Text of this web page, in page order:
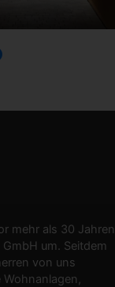
mehr als 30 Jahren
um. Seitdem
von uns